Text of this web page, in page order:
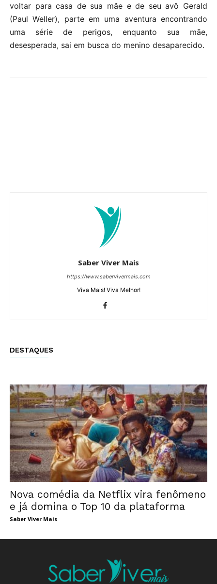
voltar para casa de sua mãe e de seu avô Gerald
(Paul Weller), parte em uma aventura encontrando
uma série de perigos, enquanto sua mãe,
desesperada, sai em busca do menino desaparecido.
Saber Viver Mais
https://www.sabervivermais.com
Viva Mais! Viva Melhor!
DESTAQUES
Nova comédia da Netflix vira fenômeno
e já domina o Top 10 da plataforma
Saber Viver Mais